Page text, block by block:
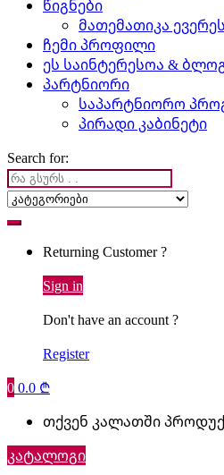
წიგნები
მათემათიკა
ჩემი პროფილი
ეს საინტერესოა &
პარტნიორი
საპარტნიორო
პირადი კაბინეტი
Search for:
Returning Customer ?
Sign in
Don't have an account ?
Register
00.0 ₾
თქვენ კალათში
კატალოგი